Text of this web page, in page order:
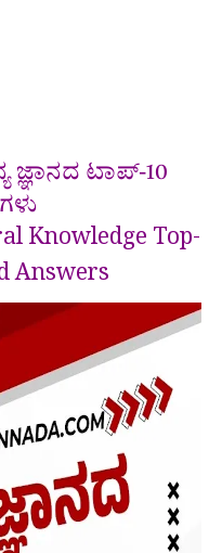
ಜ್ಞಾನದ ಟಾಪ್-10
Knowledge Top-
Answers